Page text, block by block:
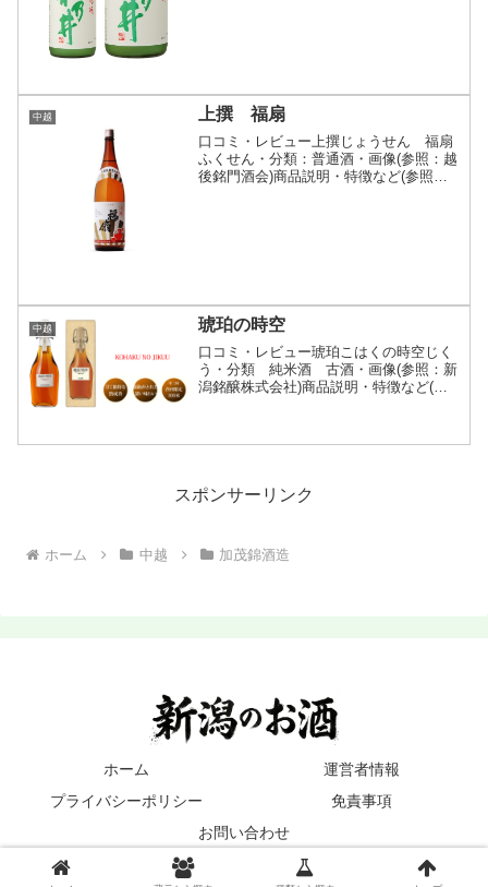
中越 上撰 福扇
口コミ・レビュー上撰じょうせん 福扇
ふくせん・分類：普通酒・画像(参照：越
後銘門酒会)商品説明・特徴など(参照：
中越 琥珀の時空
口コミ・レビュー琥珀こはくの時空じく
う・分類 純米酒 古酒・画像(参照：新
潟銘醸株式会社)商品説明・特徴など(参
スポンサーリンク
ホーム 中越 加茂錦酒造
ホーム
運営者情報
プライバシーポリシー
免責事項
お問い合わせ
© 2020-2026 新潟の地酒.